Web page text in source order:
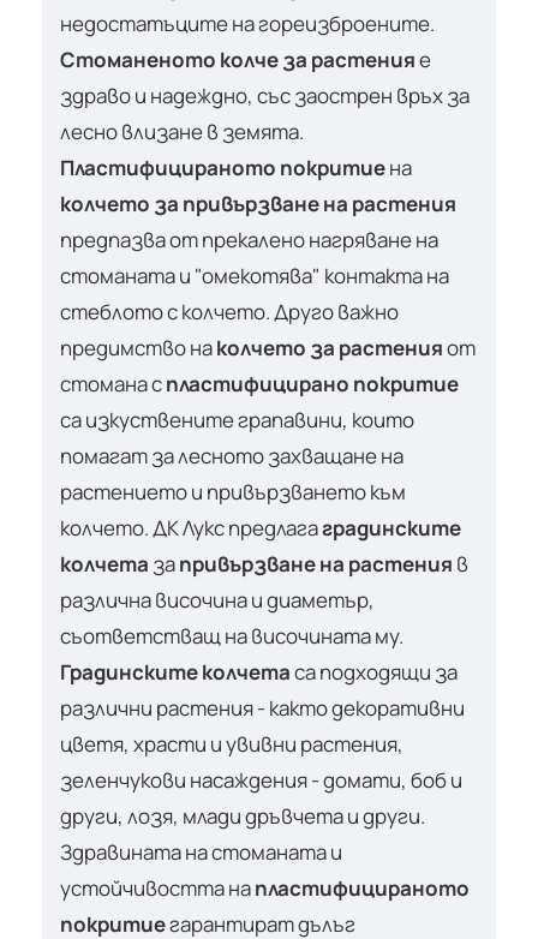
недостатъците на гореизброените.
Стоманеното колче за растенияе
здраво и надеждно, със заострен връх за
лесно влизане в земята.
Пластифицираното покритиена
колчето за привързване на растения
предпазва от прекалено нагряване на
стоманата и "омекотява" контакта на
стеблото с колчето. Друго важно
предимство наколчето за растенияот
стомана спластифицирано покритие
са изкуствените грапавини, които
помагат за лесното захващане на
растението и привързването към
колчето. ДК Лукс предлагаградинските
колчета запривързване на растения в
различна височина и диаметър,
съответстващ на височината му.
Градинските колчетаса подходящи за
различни растения - както декоративни
цветя, храсти и увивни растения,
зеленчукови насаждения - домати, боб и
други, лозя, млади дръвчета и други.
Здравината на стоманата и
устойчивостта напластифицираното
покритиегарантират дълъг